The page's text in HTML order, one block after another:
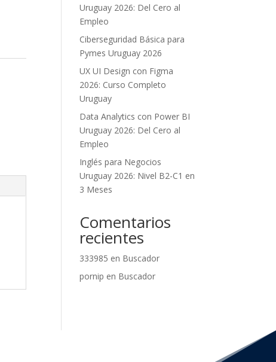
Uruguay 2026: Del Cero al
Empleo
Ciberseguridad Básica para
Pymes Uruguay 2026
UX UI Design con Figma
2026: Curso Completo
Uruguay
Data Analytics con Power BI
Uruguay 2026: Del Cero al
Empleo
Inglés para Negocios
Uruguay 2026: Nivel B2-C1 en
3 Meses
Comentarios
recientes
333985 en Buscador
pornip en Buscador